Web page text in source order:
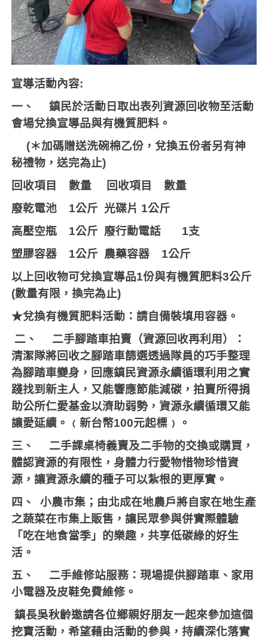
宣導活動內容:
一、
鎮民於活動日取出表列資源回收物至活動
會場兌換宣導品與有機質肥料。
(＊加碼贈送洗碗棉乙份，兌換五份者另有神
秘禮物，送完為止)
回收項目
數量 回收項目
數量
廢乾電池 1公斤 光碟片 1公斤
高壓空瓶 1公斤 廢行動電話 1支
塑膠容器 1公斤 農藥容器 1公斤
以上回收物可兌換宣導品1份與有機質肥料3公斤
(數量有限，換完為止)
★兌換有機質肥料活動：請自備裝填用容器。
二、
二手腳踏車拍賣（資源回收再利用）：
清潔隊將回收之腳踏車篩選透過隊員的巧手整理
為腳踏車變身，回應鎮民資源永續循環利用之實
踐找到新主人，又能響應節能減碳，拍賣所得捐
助公所仁愛基金以濟助弱勢，資源永續循環又能
讓愛延續。﹙新台幣100元起標﹚。
三、
二手課桌椅義賣及二手物的交換或購買，
體認資源的有限性，身體力行愛物惜物珍惜資
源，讓資源永續的種子可以紮根的更厚實。
四、
小農市集；由北成在地農戶將自家在地生產
之蔬菜在市集上販售，讓民眾參與併實際體驗
「吃在地食當季」的樂趣，共享低碳綠的好生
活。
五、
二手維修站服務：現場提供腳踏車、家用
小電器及皮鞋免費維修。
鎮長吳秋齡邀請各位鄉親好朋友一起來參加這個
挖寶活動，希望藉由活動的參與，持續深化落實